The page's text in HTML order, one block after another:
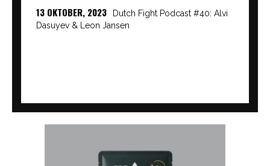
13 OKTOBER, 2023
Dutch Fight Podcast #40: Alvi
Dasuyev & Leon Jansen